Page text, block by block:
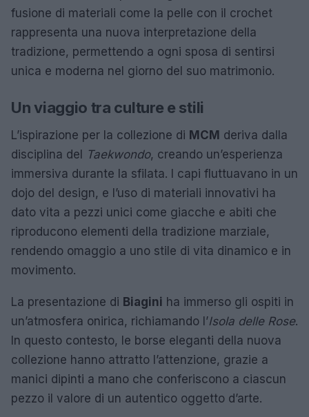
fusione di materiali come la pelle con il crochet
rappresenta una nuova interpretazione della
tradizione, permettendo a ogni sposa di sentirsi
unica e moderna nel giorno del suo matrimonio.
Un viaggio tra culture e stili
L’ispirazione per la collezione di MCM deriva dalla
disciplina del Taekwondo, creando un’esperienza
immersiva durante la sfilata. I capi fluttuavano in un
dojo del design, e l’uso di materiali innovativi ha
dato vita a pezzi unici come giacche e abiti che
riproducono elementi della tradizione marziale,
rendendo omaggio a uno stile di vita dinamico e in
movimento.
La presentazione di Biagini ha immerso gli ospiti in
un’atmosfera onirica, richiamando l’Isola delle Rose.
In questo contesto, le borse eleganti della nuova
collezione hanno attratto l’attenzione, grazie a
manici dipinti a mano che conferiscono a ciascun
pezzo il valore di un autentico oggetto d’arte.